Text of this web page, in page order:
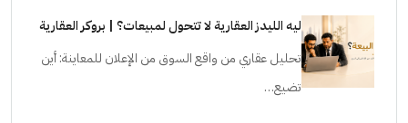
ليه الليدز العقارية لا تتحول لمبيعات؟ | بروكر العقارية
تحليل عقاري من واقع السوق من الإعلان للمعاينة: أين
تضيع…